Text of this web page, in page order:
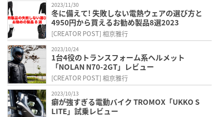
2023/11/30
冬に備えて! 失敗しない電熱ウェアの選び方と
4950円から買えるお勧め製品8選2023
[CREATOR POST] 相京雅行
2023/10/24
1台4役のトランスフォーム系ヘルメット
「NOLAN N70-2GT」レビュー
[CREATOR POST] 相京雅行
2023/10/13
癖が強すぎる電動バイク TROMOX「UKKO S
LITE」試乗レビュー